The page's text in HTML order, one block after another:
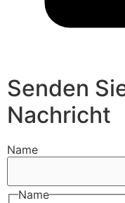
Senden
Nachricht
Name
Name